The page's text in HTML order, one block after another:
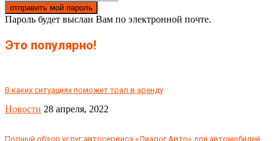
Пароль будет выслан Вам по электронной почте.
Это популярно!
В каких ситуациях поможет трал в аренду
Новости 28 апреля, 2022
Полный обзор услуг автосервиса «Диалог Авто» для автомобилей